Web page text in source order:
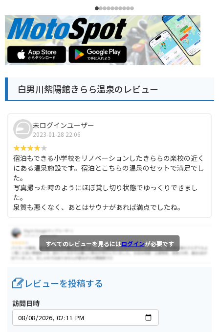
白男川紫陽館きらら温泉のレビュー
未ログインユーザー
2023-01-28 22:06
宿泊もできる小学校をリノベーションしたきららの楽校の近く
にある温泉施設です。宿泊とこちらの温泉のセットで満足でし
た。
写真撮った時のようにほぼ貸し切り状態でゆっくりできまし
た。
泉質も悪くなく、あとはサウナがあれば満点でしたね。
すべてのレビューを見るにはログインが必要です
レビューを投稿する
訪問日時